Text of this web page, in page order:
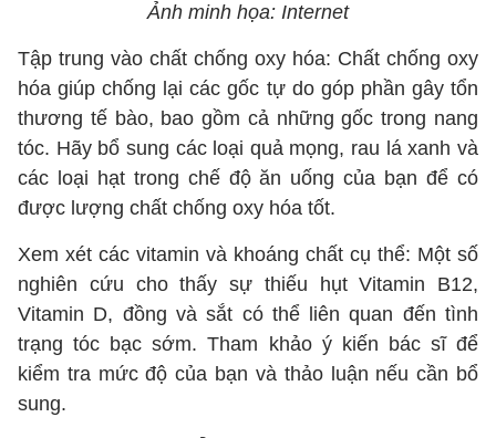
Ảnh minh họa: Internet
Tập trung vào chất chống oxy hóa: Chất chống oxy
hóa giúp chống lại các gốc tự do góp phần gây tổn
thương tế bào, bao gồm cả những gốc trong nang
tóc. Hãy bổ sung các loại quả mọng, rau lá xanh và
các loại hạt trong chế độ ăn uống của bạn để có
được lượng chất chống oxy hóa tốt.
Xem xét các vitamin và khoáng chất cụ thể: Một số
nghiên cứu cho thấy sự thiếu hụt Vitamin B12,
Vitamin D, đồng và sắt có thể liên quan đến tình
trạng tóc bạc sớm. Tham khảo ý kiến ​​​​bác sĩ để
kiểm tra mức độ của bạn và thảo luận nếu cần bổ
sung.